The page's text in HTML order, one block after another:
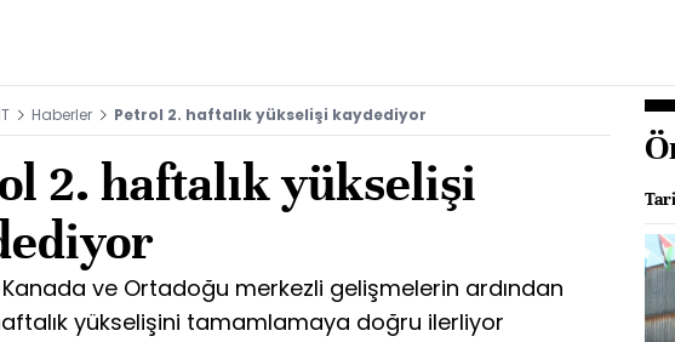
Haberler Petrol 2. haftalık yükselişi kaydediyor
2. haftalık yükselişi
ve Ortadoğu merkezli gelişmelerin ardından
yükselişini tamamlamaya doğru ilerliyor